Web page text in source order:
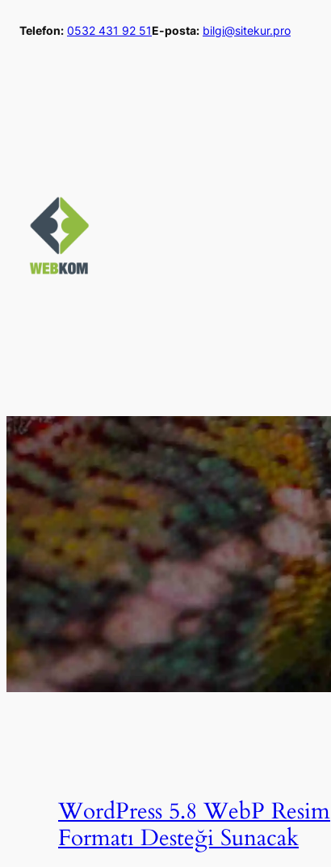
geç
Telefon: 0532 431 92 51E-posta: bilgi@sitekur.pro
WordPress 5.8 WebP Resim
Formatı Desteği Sunacak